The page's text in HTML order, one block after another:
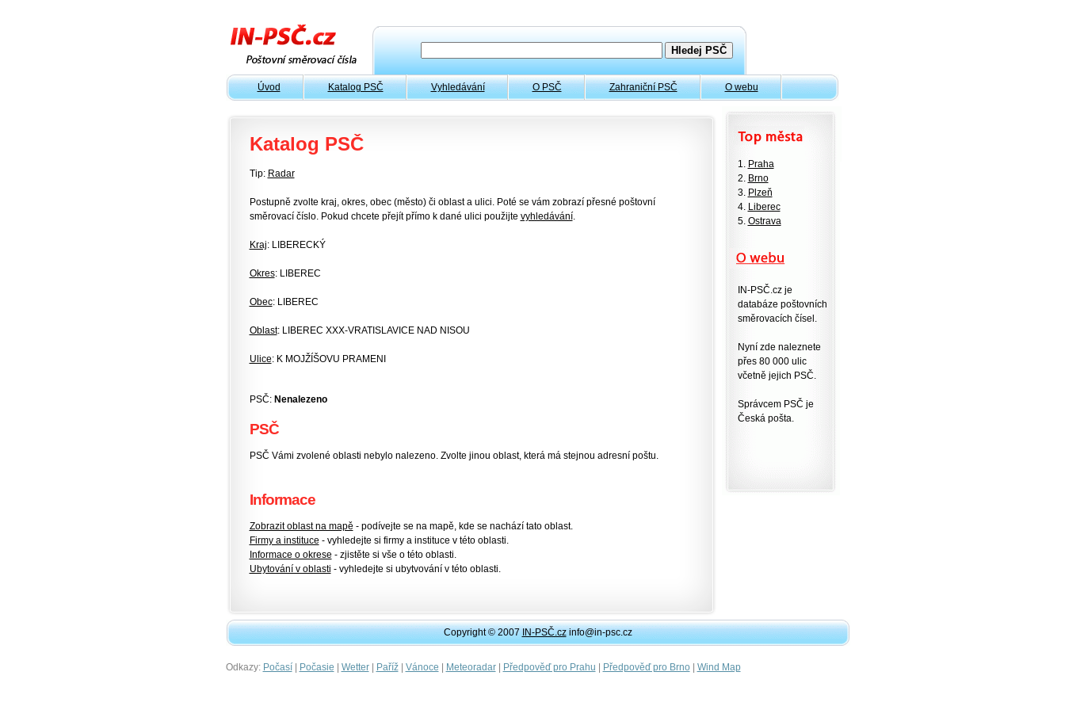
Úvod Katalog PSČ Vyhledávání O PSČ Zahraniční PSČ O webu
Katalog PSČ
Tip: Radar
Postupně zvolte kraj, okres, obec (město) či oblast a ulici. Poté se vám zobrazí přesné poštovní
směrovací číslo. Pokud chcete přejít přímo k dané ulici použijte vyhledávání.
Kraj: LIBERECKÝ
Okres: LIBEREC
Obec: LIBEREC
Oblast: LIBEREC XXX-VRATISLAVICE NAD NISOU
Ulice: K MOJŽÍŠOVU PRAMENI
PSČ: Nenalezeno
PSČ
PSČ Vámi zvolené oblasti nebylo nalezeno. Zvolte jinou oblast, která má stejnou adresní poštu.
Informace
Zobrazit oblast na mapě - podívejte se na mapě, kde se nachází tato oblast.
Firmy a instituce - vyhledejte si firmy a instituce v této oblasti.
Informace o okrese - zjistěte si vše o této oblasti.
Ubytování v oblasti - vyhledejte si ubytvování v této oblasti.
1. Praha
2. Brno
3. Plzeň
4. Liberec
5. Ostrava
IN-PSČ.cz je
databáze poštovních
směrovacích čísel.
Nyní zde naleznete
přes 80 000 ulic
včetně jejich PSČ.
Správcem PSČ je
Česká pošta.
Copyright © 2007IN-PSČ.czinfo@in-psc.cz
Odkazy: Počasí| Počasie | Wetter| Paříž| Vánoce | Meteoradar| Předpověď pro Prahu | Předpověď pro Brno| Wind Map